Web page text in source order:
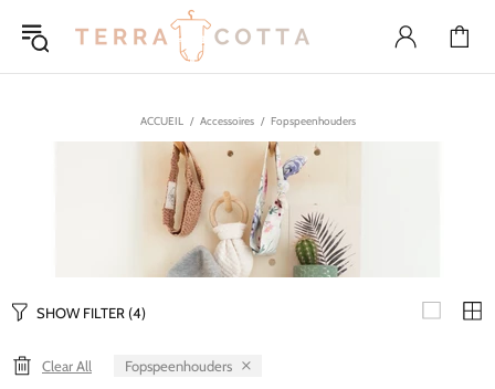
ACCUEIL Accessoires Fopspeenhouders
SHOW FILTER (4)
Fopspeenhouders
Clear All